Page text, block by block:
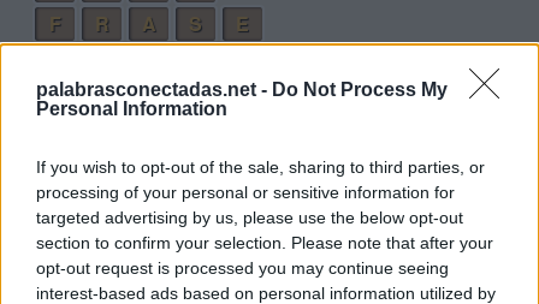
palabrasconectadas.net - Do Not Process My
Personal Information
If you wish to opt-out of the sale, sharing to third parties, or
processing of your personal or sensitive information for
targeted advertising by us, please use the below opt-out
section to confirm your selection. Please note that after your
opt-out request is processed you may continue seeing
interest-based ads based on personal information utilized by
F
R A S
E
Palabras extra:
S
E
A
S
E
R
R
A
S
E
R
E